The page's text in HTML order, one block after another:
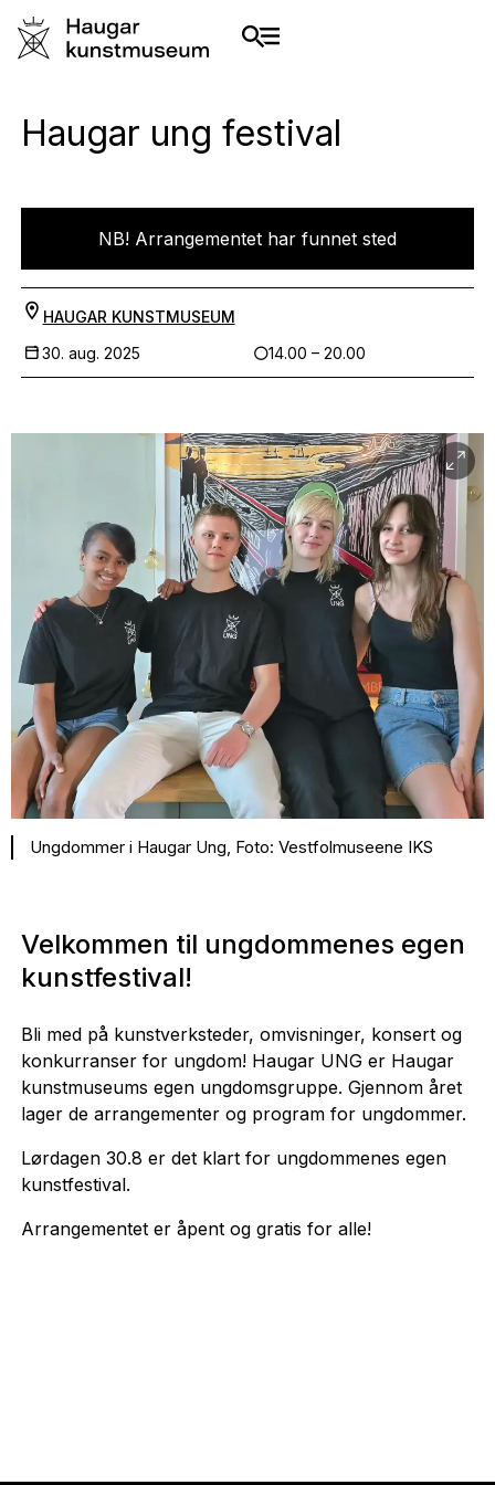
Haugar ung festival
NB! Arrangementet har funnet sted
HAUGAR KUNSTMUSEUM
30. aug. 2025
14.00 – 20.00
Ungdommer i Haugar Ung, Foto: Vestfolmuseene IKS
Velkommen til ungdommenes egen
kunstfestival!
Bli med på kunstverksteder, omvisninger, konsert og
konkurranser for ungdom! Haugar UNG er Haugar
kunstmuseums egen ungdomsgruppe. Gjennom året
lager de arrangementer og program for ungdommer.
Lørdagen 30.8 er det klart for ungdommenes egen
kunstfestival.
Arrangementet er åpent og gratis for alle!